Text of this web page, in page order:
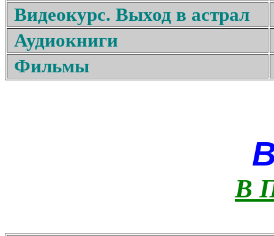
Видеокурс. Выход в астрал
Аудиокниги
Фильмы
В